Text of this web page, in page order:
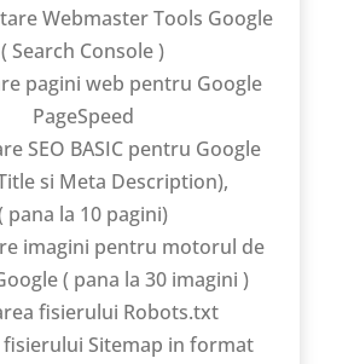
Webmaster Tools Google
( Search Console )
pagini web pentru Google
PageSpeed
SEO BASIC pentru Google
si Meta Description),
pana la 10 pagini)
imagini pentru motorul de
( pana la 30 imagini )
fisierului Robots.txt
fisierului Sitemap in format